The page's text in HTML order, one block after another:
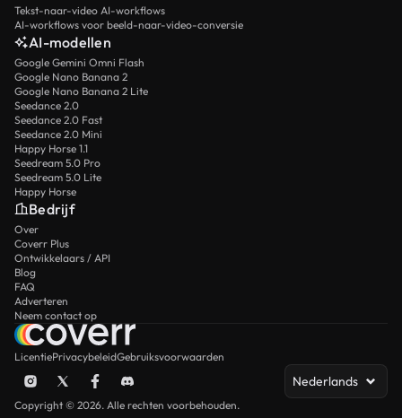
Tekst-naar-video AI-workflows
AI-workflows voor beeld-naar-video-conversie
AI-modellen
Google Gemini Omni Flash
Google Nano Banana 2
Google Nano Banana 2 Lite
Seedance 2.0
Seedance 2.0 Fast
Seedance 2.0 Mini
Happy Horse 1.1
Seedream 5.0 Pro
Seedream 5.0 Lite
Happy Horse
Bedrijf
Over
Coverr Plus
Ontwikkelaars / API
Blog
FAQ
Adverteren
Neem contact op
LicentiePrivacybeleidGebruiksvoorwaarden
Nederlands
Copyright © 2026. Alle rechten voorbehouden.